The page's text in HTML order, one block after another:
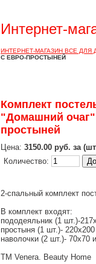
Интернет-
ИНТЕРНЕТ-МАГАЗИН ВСЕ ДЛЯ
С ЕВРО-ПРОСТЫНЕЙ
Комплект
"Домашний очаг"
простыней
Цена: 3150.00 руб. за
Количество:
2-спальный комплект
В комплект входят:
пододеяльник (1 шт.)-
простыня (1 шт.)- 220х200
наволочки (2 шт.)- 70х70
ТМ Venera. Beauty Home